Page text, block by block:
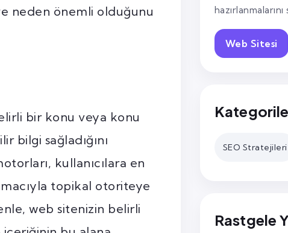
neden önemli olduğunu
bir konu veya konu
bilgi sağladığını
kullanıcılara en
topikal otoriteye
web sitenizin belirli
Web Sitesi
SEO Stratejileri
Rastgele